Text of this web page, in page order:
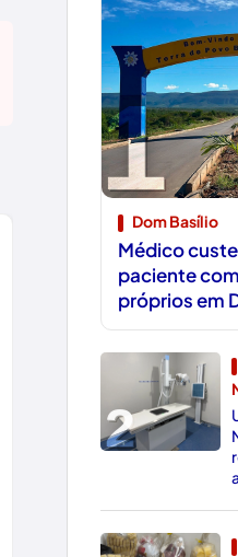
1
Dom Basílio
Médico
paciente
próprios em
2